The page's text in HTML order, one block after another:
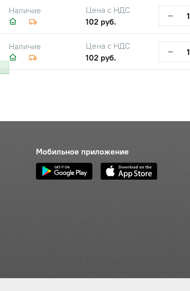
Наличие
Цена с НДС
102 руб.
−
Наличие
Цена с НДС
102 руб.
−
Мобильное приложение